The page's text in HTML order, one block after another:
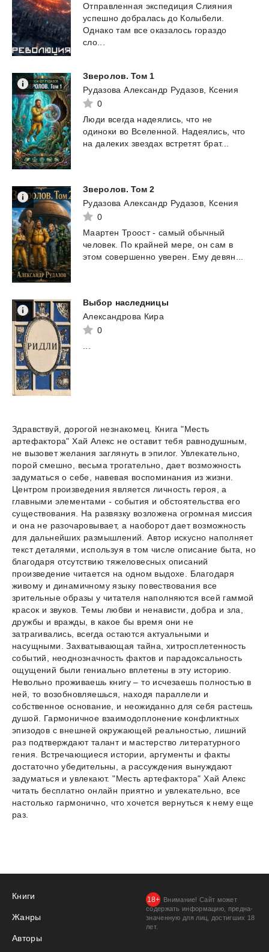
Отправленная экспедиция Слияния
успешно добралась до Колыбели.
Однако там все оказалось гораздо
сло...
Зверолов. Том 1
Рудазова Александр Рудазов, Ксения
0
Люди всегда надеялись, что не
одиноки во Вселенной. Надеялись, что
на далеких звездах встретят брат...
Зверолов. Том 2
Рудазова Александр Рудазов, Ксения
0
Маартен Троост - самый обычный
человек.
По крайней мере, он сам в
этом совершенно уверен. Ему девян...
Выбор наследницы
Александрова Кира
0
Здравствуй, дорогой незнакомец. Книга "Месть
артефактора" Хай Алекс не оставит тебя равнодушным,
не вызовет желания заглянуть в эпилог. Увлекательно,
порой смешно, весьма трогательно, дает возможность
задуматься о себе, навевая воспоминания из жизни.
Центром произведения является личность героя, а
главными элементами - события и обстоятельства его
существования. На развязку возложена огромная миссия
и она не разочаровывает, а наоборот дает возможность
для дальнейших размышлений. Автор искусно наполняет
текст деталями, используя в том числе описание быта, но
благодаря отсутствию тяжеловесных описаний
произведение читается на одном выдохе. Благодаря
живому и динамичному языку повествования все
зрительные образы у читателя наполняются всей гаммой
красок и звуков. Темы любви и ненависти, добра и зла,
дружбы и вражды, в какое бы время они не
затрагивались, всегда остаются актуальными и
насущными. Захватывающая тайна, хитросплетенность
событий, неоднозначность фактов и парадоксальность
ощущений были гениально вплетены в эту историю.
Невольно проживаешь книгу – то исчезаешь полностью в
ней, то возобновляешься, находя параллели и
собственное основание, и неожиданно для себя растешь
душой. Гармоничное взаимодоплонение конфликтных
эпизодов с внешней окружающей реальностью, лишний
раз подтверждают талант и мастерство литературного
гения. Встречающиеся истории, аргументы и факты
достаточно убедительны, а рассуждения вынуждают
задуматься и увлекают. "Месть артефактора" Хай Алекс
читать бесплатно онлайн приятно и увлекательно, все
настолько гармонично, что хочется вернуться к нему еще
раз.
Книги
Жанры
Авторы
Внимание! Сайт может
содержать информацию, предна­
значенную для лиц, дости­гших 18
лет.